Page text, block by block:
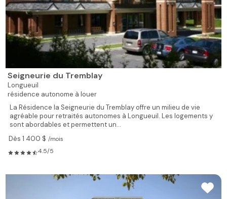
Seigneurie du Tremblay
Longueuil
résidence autonome à louer
La Résidence la Seigneurie du Tremblay offre un milieu de vie
agréable pour retraités autonomes à Longueuil. Les logements y
sont abordables et permettent un...
Dès 1 400 $ /mois
4.5/5